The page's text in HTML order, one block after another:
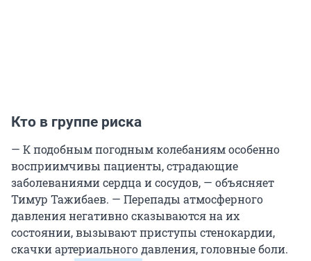
Кто в группе риска
— К подобным погодным колебаниям особенно
восприимчивы пациенты, страдающие
заболеваниями сердца и сосудов, — объясняет
Тимур Тажибаев. — Перепады атмосферного
давления негативно сказываются на их
состоянии, вызывают приступы стенокардии,
скачки артериального давления, головные боли.